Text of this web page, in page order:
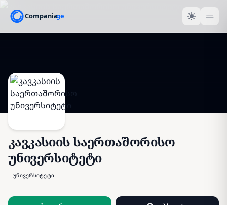
კავკასიის საერთაშორისო
უნივერსიტეტი
უნივერსიტეტი